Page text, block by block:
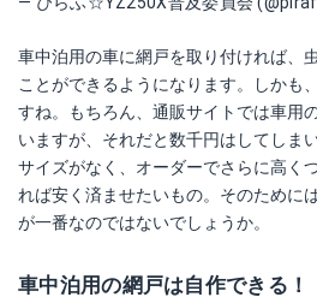
車中泊用の車に網戸を取り付ければ、
ことができるようになります。しかも
すね。もちろん、通販サイトでは車用
いますが、それだと数千円はしてしま
サイズがなく、オーダーでさらに高く
れば安く済ませたいもの。そのために
が一番なのではないでしょうか。
車中泊用の網戸は自作できる！